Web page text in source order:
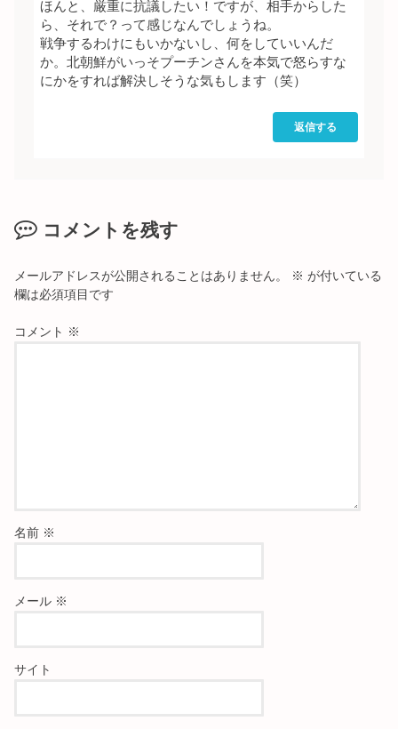
ほんと、厳重に抗議したい！ですが、相手からした
ら、それで？って感じなんでしょうね。
戦争するわけにもいかないし、何をしていいんだ
か。北朝鮮がいっそプーチンさんを本気で怒らすな
にかをすれば解決しそうな気もします（笑）
返信する
コメントを残す
メールアドレスが公開されることはありません。 ※ が付いている
欄は必須項目です
コメント ※
名前 ※
メール ※
サイト